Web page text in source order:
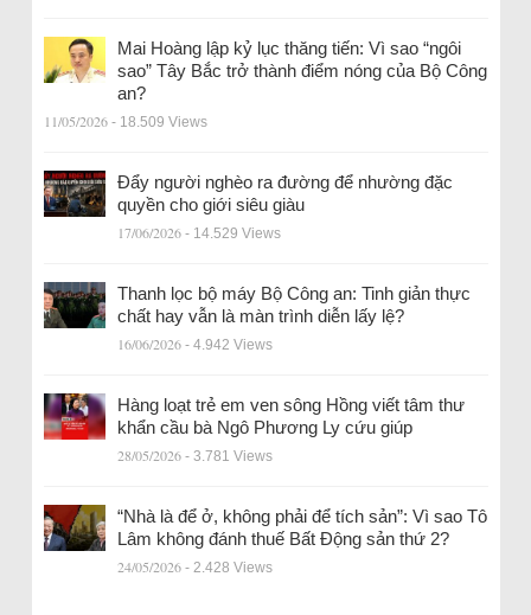
Mai Hoàng lập kỷ lục thăng tiến: Vì sao “ngôi
sao” Tây Bắc trở thành điểm nóng của Bộ Công
an?
11/05/2026 - 18.509 Views
Đẩy người nghèo ra đường để nhường đặc
quyền cho giới siêu giàu
17/06/2026 - 14.529 Views
Thanh lọc bộ máy Bộ Công an: Tinh giản thực
chất hay vẫn là màn trình diễn lấy lệ?
16/06/2026 - 4.942 Views
Hàng loạt trẻ em ven sông Hồng viết tâm thư
khẩn cầu bà Ngô Phương Ly cứu giúp
28/05/2026 - 3.781 Views
“Nhà là để ở, không phải để tích sản”: Vì sao Tô
Lâm không đánh thuế Bất Động sản thứ 2?
24/05/2026 - 2.428 Views